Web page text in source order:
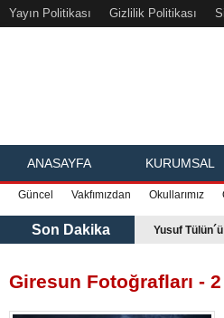
Yayın Politikası Gizlilik Politikası
ANASAYFA KURUMSAL
Güncel Vakfımızdan Okullarımız
Son Dakika Yusuf
Giresun Fotoğrafları - 2